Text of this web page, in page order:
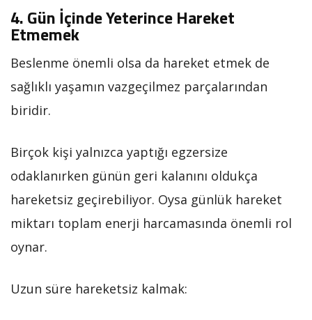
4. Gün İçinde Yeterince Hareket
Etmemek
Beslenme önemli olsa da hareket etmek de
sağlıklı yaşamın vazgeçilmez parçalarından
biridir.
Birçok kişi yalnızca yaptığı egzersize
odaklanırken günün geri kalanını oldukça
hareketsiz geçirebiliyor. Oysa günlük hareket
miktarı toplam enerji harcamasında önemli rol
oynar.
Uzun süre hareketsiz kalmak: